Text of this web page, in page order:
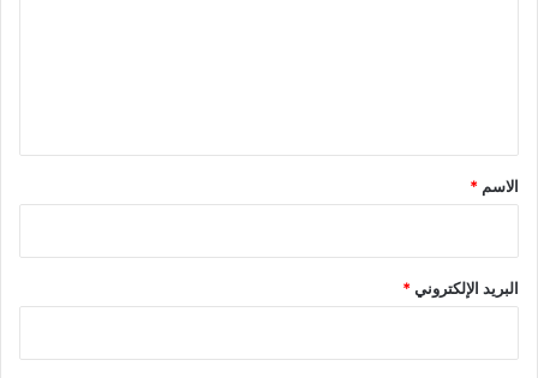
*
الاسم *
البريد الإلكتروني*